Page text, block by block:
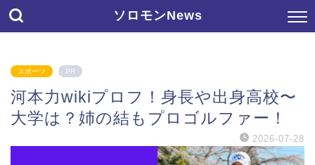
ソロモンNews
スポーツ PR
河本力wikiプロフ！身長や出身高校〜
大学は？姉の結もプロゴルファー！
2026-07-28